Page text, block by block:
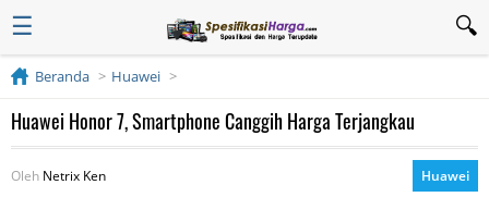
☰
Beranda Huawei
Huawei Honor 7, Smartphone Canggih Harga Terjangkau
Oleh Netrix Ken Huawei